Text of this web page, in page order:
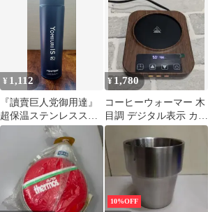
¥ 1,112
『讀賣巨人党御用達』
超保温ステンレススク
リューボトル
¥ 1,780
コーヒーウォーマー 木
目調 デジタル表示 カッ
プ 保温器
10%OFF